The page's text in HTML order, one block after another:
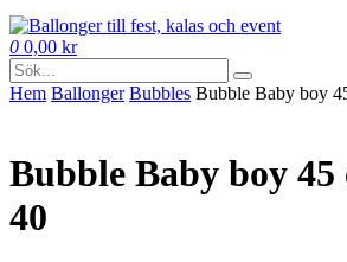
0 0,00 kr
Hem Ballonger Bubbles Bubble Baby boy
Bubble Baby boy 45
40